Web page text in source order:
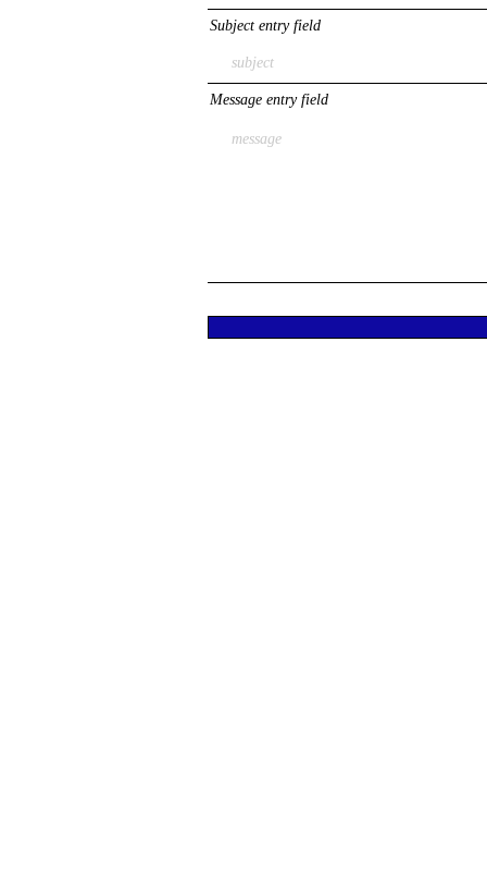
Subject entry field
Message entry field